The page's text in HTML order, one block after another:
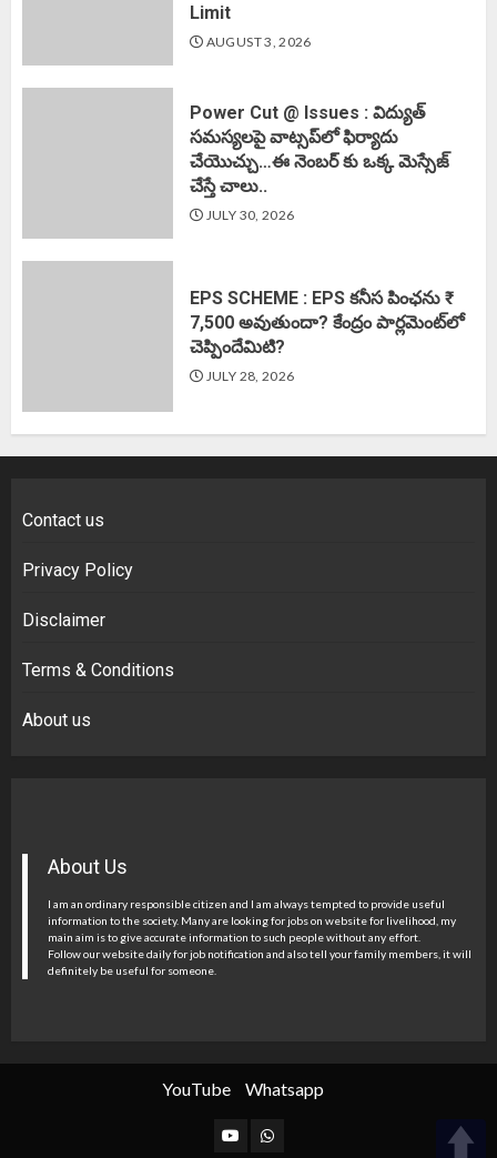
Limit
AUGUST 3, 2026
Power Cut @ Issues : విద్యుత్
సమస్యలపై వాట్సప్‌లో ఫిర్యాదు
చేయొచ్చు…ఈ నెంబర్ కు ఒక్క మెస్సేజ్
చేస్తే చాలు..
JULY 30, 2026
EPS SCHEME : EPS కనీస పింఛను ₹
7,500 అవుతుందా? కేంద్రం పార్లమెంట్‌లో
చెప్పిందేమిటి?
JULY 28, 2026
Contact us
Privacy Policy
Disclaimer
Terms & Conditions
About us
About Us
I am an ordinary responsible citizen and I am always tempted to provide useful
information to the society. Many are looking for jobs on website for livelihood, my
main aim is to give accurate information to such people without any effort.
Follow our website daily for job notification and also tell your family members, it will
definitely be useful for someone.
YouTube Whatsapp
YouTubeWhatsapp